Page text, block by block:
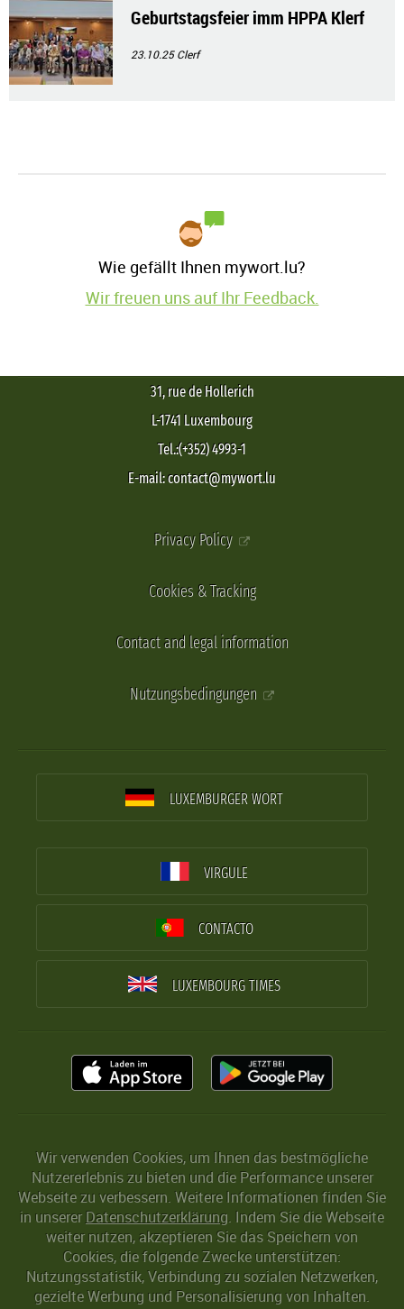
Geburtstagsfeier imm HPPA Klerf
23.10.25Clerf
Wie gefällt Ihnen mywort.lu?
Wir freuen uns auf Ihr Feedback.
31, rue de Hollerich
L-1741 Luxembourg
Tel.:(+352) 4993-1
E-mail: contact@mywort.lu
Privacy Policy
Cookies & Tracking
Contact and legal information
Nutzungsbedingungen
LUXEMBURGER WORT
VIRGULE
CONTACTO
LUXEMBOURG TIMES
Wir verwenden Cookies, um Ihnen das bestmögliche
Nutzererlebnis zu bieten und die Performance unserer
Webseite zu verbessern. Weitere Informationen finden Sie
in unserer Datenschutzerklärung. Indem Sie die Webseite
weiter nutzen, akzeptieren Sie das Speichern von
Cookies, die folgende Zwecke unterstützen:
Nutzungsstatistik, Verbindung zu sozialen Netzwerken,
gezielte Werbung und Personalisierung von Inhalten.